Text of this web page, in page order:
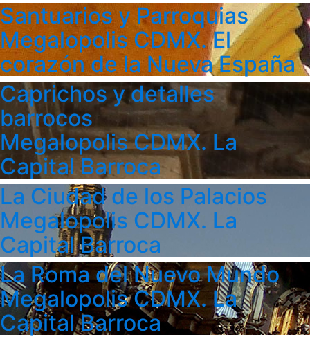
Santuarios y Parroquias
Megalopolis CDMX. El
corazón de la Nueva España
Caprichos y detalles
barrocos
Megalopolis CDMX. La
Capital Barroca
La Ciudad de los Palacios
Megalopolis CDMX. La
Capital Barroca
La Roma del Nuevo Mundo
Megalopolis CDMX. La
Capital Barroca